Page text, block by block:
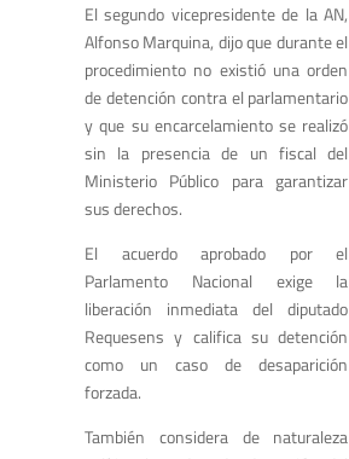
El segundo vicepresidente de la AN,
Alfonso Marquina, dijo que durante el
procedimiento no existió una orden
de detención contra el parlamentario
y que su encarcelamiento se realizó
sin la presencia de un fiscal del
Ministerio Público para garantizar
sus derechos.
El acuerdo aprobado por el
Parlamento Nacional exige la
liberación inmediata del diputado
Requesens y califica su detención
como un caso de desaparición
forzada.
También considera de naturaleza